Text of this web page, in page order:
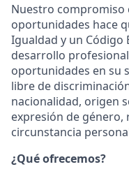
Nuestro compromiso
oportunidades hace
Igualdad y un Código
desarrollo
oportunidades en su
libre de
nacionalidad, origen
expresión de
circunstancia
¿Qué ofrecemos?